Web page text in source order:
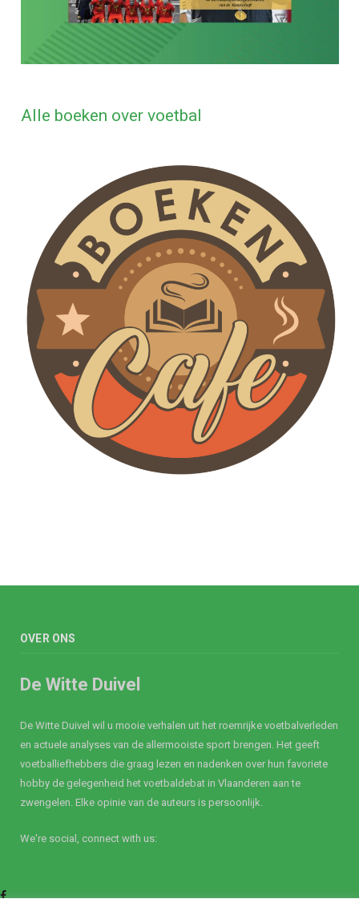
Alle boeken over voetbal
OVER ONS
De Witte Duivel
De Witte Duivel wil u mooie verhalen uit het roemrijke voetbalverleden
en actuele analyses van de allermooiste sport brengen. Het geeft
voetballiefhebbers die graag lezen en nadenken over hun favoriete
hobby de gelegenheid het voetbaldebat in Vlaanderen aan te
zwengelen. Elke opinie van de auteurs is persoonlijk.
We're social, connect with us:
Facebook